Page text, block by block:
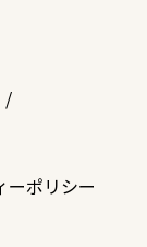
ーポリシー